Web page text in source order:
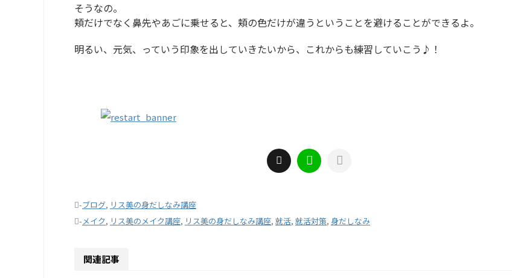
そうなの。
頬だけでなく鼻先やあごに乗せると、頬の色だけが違うということを避けることができるよ。
明るい、元気、っていう印象を出していきたいから、これからも練習していこう♪！
-ブログ, リス美の身だしなみ講座
- メイク, リス美のメイク講座, リス美の身だしなみ講座, 就活, 就活対策, 身だしなみ
関連記事